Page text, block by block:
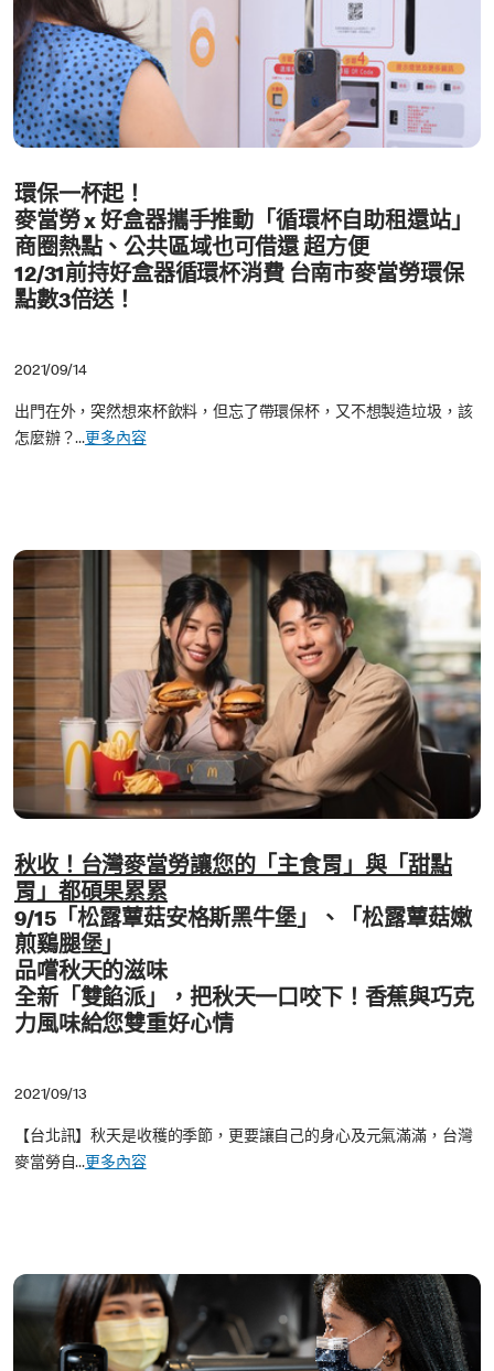
環保一杯起！
麥當勞 x 好盒器攜手推動「循環杯自助租還站」
商圈熱點、公共區域也可借還 超方便
12/31前持好盒器循環杯消費 台南市麥當勞環保
點數3倍送！
2021/09/14
出門在外，突然想來杯飲料，但忘了帶環保杯，又不想製造垃圾，該
怎麼辦？...更多內容
秋收！台灣麥當勞讓您的「主食胃」與「甜點
胃」都碩果累累
9/15「松露蕈菇安格斯黑牛堡」、「松露蕈菇嫩
煎鷄腿堡」
品嚐秋天的滋味
全新「雙餡派」，把秋天一口咬下！香蕉與巧克
力風味給您雙重好心情
2021/09/13
【台北訊】秋天是收穫的季節，更要讓自己的身心及元氣滿滿，台灣
麥當勞自...更多內容